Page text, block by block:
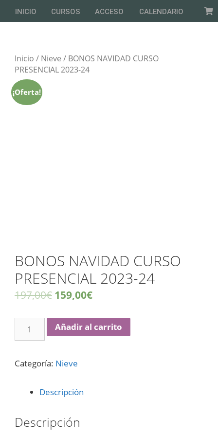
INICIO CURSOS ACCESO CALENDARIO
Inicio / Nieve / BONOS NAVIDAD CURSO
PRESENCIAL 2023-24
¡Oferta!
BONOS NAVIDAD CURSO
PRESENCIAL 2023-24
197,00€ 159,00€
Añadir al carrito
Categoría: Nieve
Descripción
Descripción